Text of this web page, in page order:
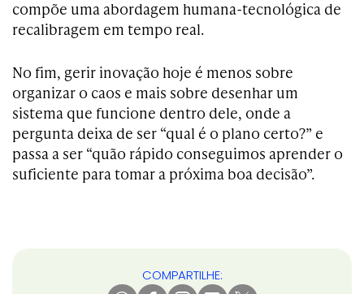
compõe uma abordagem humana-tecnológica de
recalibragem em tempo real.
No fim, gerir inovação hoje é menos sobre
organizar o caos e mais sobre desenhar um
sistema que funcione dentro dele, onde a
pergunta deixa de ser “qual é o plano certo?” e
passa a ser “quão rápido conseguimos aprender o
suficiente para tomar a próxima boa decisão”.
COMPARTILHE: